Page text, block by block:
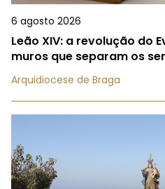
6 agosto 2026
Leão XIV: a revolução do
muros que separam os
Arquidiocese de Braga